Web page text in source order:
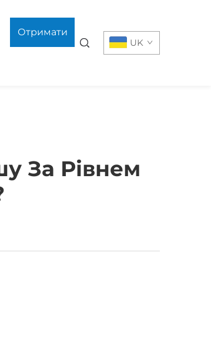
Отримати
UK
За Рівнем